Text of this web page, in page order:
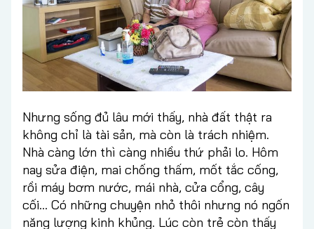
Nhưng sống đủ lâu mới thấy, nhà đất thật ra
không chỉ là tài sản, mà còn là trách nhiệm.
Nhà càng lớn thì càng nhiều thứ phải lo. Hôm
nay sửa điện, mai chống thấm, mốt tắc cống,
rồi máy bơm nước, mái nhà, cửa cổng, cây
cối… Có những chuyện nhỏ thôi nhưng nó ngốn
năng lượng kinh khủng. Lúc còn trẻ còn thấy